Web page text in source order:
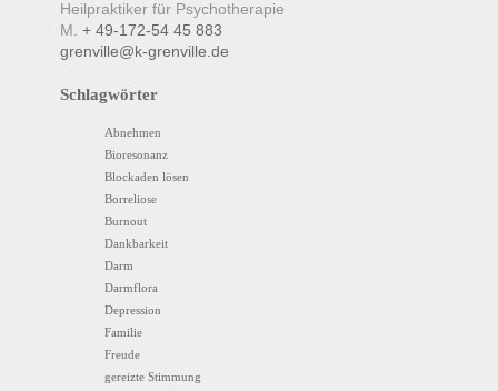
Heilpraktiker für Psychotherapie
M. + 49-172-54 45 883
grenville@k-grenville.de
Schlagwörter
Abnehmen
Bioresonanz
Blockaden lösen
Borreliose
Burnout
Dankbarkeit
Darm
Darmflora
Depression
Familie
Freude
gereizte Stimmung